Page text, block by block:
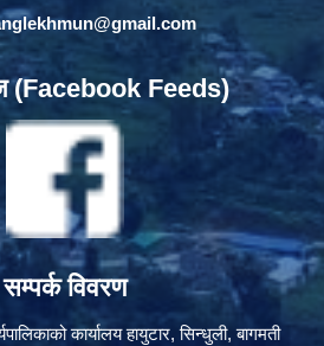
Feeds)
सम्पर्क विवरण
कार्यालय हायुटार, सिन्धुली, बागमती